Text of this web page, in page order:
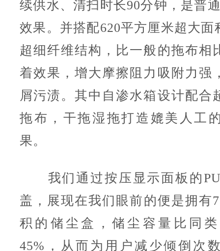
续供水、清扫时长90分钟，是普
效果。并搭配620平方厘米超大面
超细纤维结构，比一般的拖布相
着效果，增大摩擦阻力吸附力强
屑污渍。其中自渗水箱设计配合
拖布，干拖湿拖打造媲美人工
果。
我们通过按压显示面板的
盖，展现在我们眼前的便是拥有
积的储尘盒，储尘容量比同
45%，从而为用户减少倾倒次